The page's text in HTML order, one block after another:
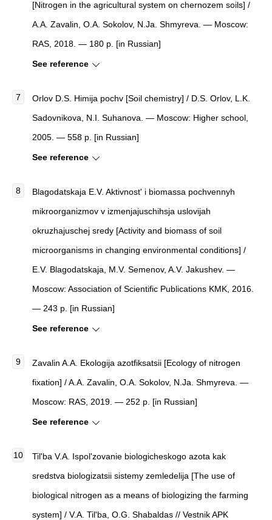
[Nitrogen in the agricultural system on chernozem soils] /
A.A. Zavalin, O.A. Sokolov, N.Ja. Shmyreva. — Moscow:
RAS, 2018. — 180 p. [in Russian]
See reference
Orlov D.S. Himija pochv [Soil chemistry] / D.S. Orlov, L.K.
Sadovnikova, N.I. Suhanova. — Moscow: Higher school,
2005. — 558 p. [in Russian]
See reference
Blagodatskaja E.V. Aktivnost' i biomassa pochvennyh
mikroorganizmov v izmenjajuschihsja uslovijah
okruzhajuschej sredy [Activity and biomass of soil
microorganisms in changing environmental conditions] /
E.V. Blagodatskaja, M.V. Semenov, A.V. Jakushev. —
Moscow: Association of Scientific Publications KMK, 2016.
— 243 p. [in Russian]
See reference
Zavalin A.A. Ekologija azotfiksatsii [Ecology of nitrogen
fixation] / A.A. Zavalin, O.A. Sokolov, N.Ja. Shmyreva. —
Moscow: RAS, 2019. — 252 p. [in Russian]
See reference
Til'ba V.A. Ispol'zovanie biologicheskogo azota kak
sredstva biologizatsii sistemy zemledelija [The use of
biological nitrogen as a means of biologizing the farming
system] / V.A. Til'ba, O.G. Shabaldas // Vestnik APK